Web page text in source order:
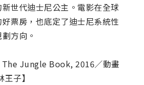
世代迪士尼公主。電影在全球
票房，也底定了迪士尼系統性
方向。
The Jungle Book, 2016／動畫
子】